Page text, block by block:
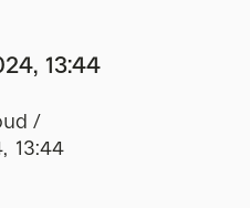
13:44
13:44